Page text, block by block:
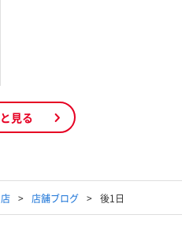
見る
店舗ブログ 後1日